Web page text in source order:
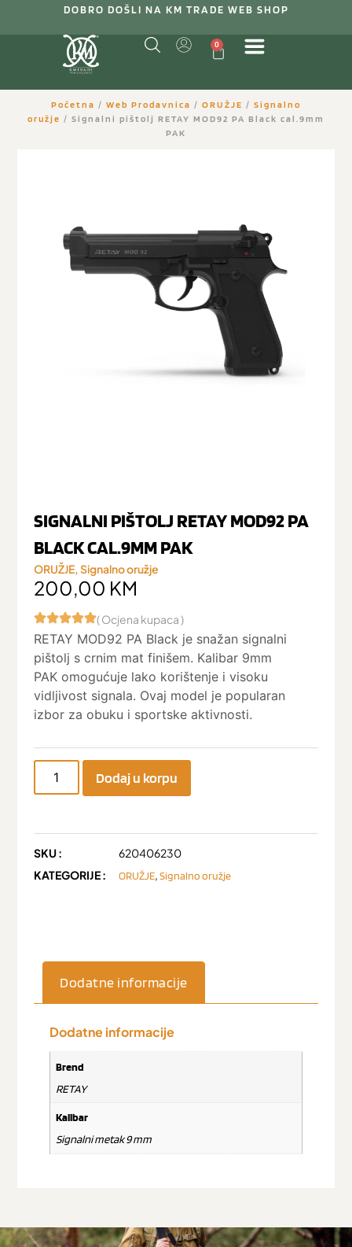
DOBRO DOŠLI NA KM TRADE WEB SHOP
0
Početna / Web Prodavnica / ORUŽJE / Signalno
oružje / Signalni pištolj RETAY MOD92 PA Black cal.9mm
PAK
SIGNALNI PIŠTOLJ RETAY MOD92 PA
BLACK CAL.9MM PAK
ORUŽJE,Signalno oružje
200,00 KM
( Ocjena kupaca )
RETAY MOD92 PA Black je snažan signalni
pištolj s crnim mat finišem. Kalibar 9mm
PAK omogućuje lako korištenje i visoku
vidljivost signala. Ovaj model je popularan
izbor za obuku i sportske aktivnosti.
Dodaj u korpu
SKU :
620406230
KATEGORIJE :
ORUŽJE,Signalno oružje
Dodatne informacije
Dodatne informacije
Brend
RETAY
Kalibar
Signalni metak 9 mm